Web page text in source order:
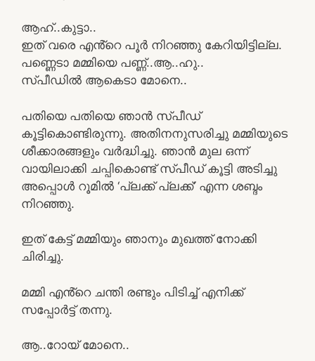
ആഹ്..കുട്ടാ..
ഇത് വരെ എൻ്റെ പൂർ നിറഞ്ഞു കേറിയിട്ടില്ല.
പണ്ണെടാ മമ്മിയെ പണ്ണ്..ആ..ഹു..
സ്പീഡിൽ ആകെടാ മോനെ..
പതിയെ പതിയെ ഞാൻ സ്പീഡ്
കൂട്ടികൊണ്ടിരുന്നു. അതിനനുസരിച്ചു മമ്മിയുടെ
ശീക്കാരങ്ങളും വർദ്ധിച്ചു. ഞാൻ മുല ഒന്ന്
വായിലാക്കി ചപ്പികൊണ്ട് സ്പീഡ് കൂട്ടി അടിച്ചു
അപ്പൊൾ റൂമിൽ ‘പ്ലക്ക് പ്ലക്ക്’ എന്ന ശബ്ദം
നിറഞ്ഞു.
ഇത് കേട്ട് മമ്മിയും ഞാനും മുഖത്ത് നോക്കി
ചിരിച്ചു.
മമ്മി എൻ്റെ ചന്തി രണ്ടും പിടിച്ച് എനിക്ക്
സപ്പോർട്ട് തന്നു.
ആ..റോയ് മോനെ..